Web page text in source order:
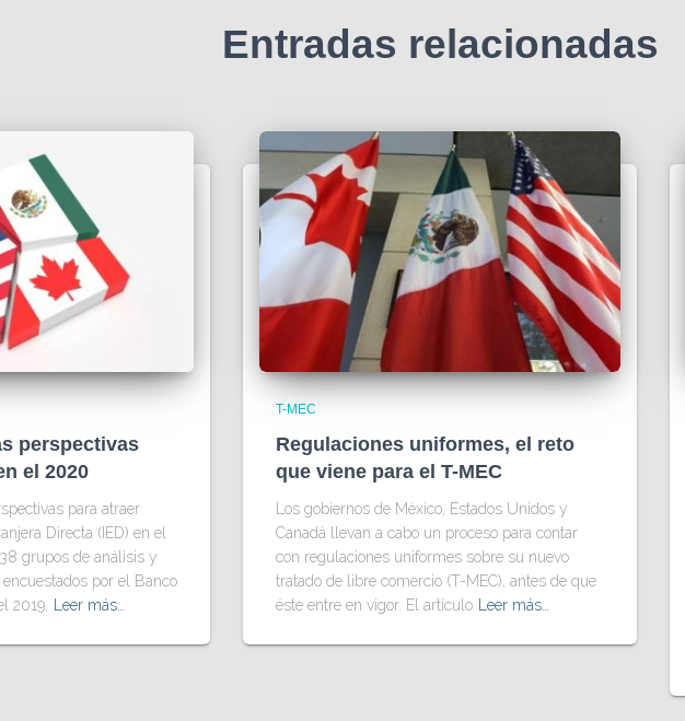
Entradas relacionadas
perspectivas
el 2020
para atraer
Directa (IED) en el
grupos de análisis y
por el Banco
2019,
Leer más…
T-MEC
Regulaciones uniformes, el reto
que viene para el T-MEC
Los gobiernos de México, Estados Unidos y
Canadá llevan a cabo un proceso para contar
con regulaciones uniformes sobre su nuevo
tratado de libre comercio (T-MEC), antes de que
éste entre en vigor. El artículo
Leer más…